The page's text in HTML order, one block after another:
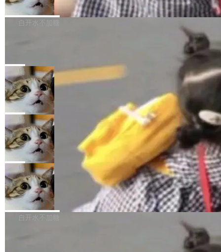
atePad Edge 升级至 HarmonyOS 6.1.0.135S
P9 patch03及以上版本。 *升级路径：设置 > 搜
来自中国开发者雷霄骅（Lei Xiaohua）。 对于
很多中国音视频开发者而言，这个名字并不陌
“启蒙老师”。 而今年，恰好是雷霄骅离世十周
年。FFmpeg 社区最终选择用一个大版本的名
字，留下了这份纪念。 雷霄骅曾是中国传媒大学
数字电视技术方向的博士生，长期从事视频、音
频技...
万元，超预算 860%
外媒近日曝光了亚马逊的多份内部报告显示，AI
导致公司在多个项目上超支。《金融时报》报道
编写程序，目标是完成电商平台作者信息与商品
列表的数据匹配 —— 一项常规的数据处理任
务，最终却产生了 180 万美元的账单，实际支出
超出原定预算 860%。 更令人意外的是，该项目
最终并未成功落地，而高额算力消耗持续运行长
达 5 个月，公司直到财务对账时才察觉异常。这
意味着一个无人看管的 AI 程序，在近半年时间
里日夜不停地"烧钱"。 复盘显示，...
白开水不加糖
e CEO Clément Delangue 在 CNBC 的采访里
没有拐弯抹角。他说中国正在赢得 AI 竞赛，而
且按目前的速度，中国 AI 工具预计在今年底或
2027 年就能追上美国前沿实验室的水平。 Dela
ngue 把原因归结为一件事：开放协作。中国的
AI 开发者在一个共享和协作的生态里加速迭代，
而美国模型厂商在"闭门造车"。他的原话是 "buil
ding in silos"——各自为战，互不通气。 这个判
断从他嘴里说出来分量不同。Hugging Face 是
全球最大的开源 AI 平台，上面跑着上百万个模
型。谁在开源赛道上领先，...
局
当 AI agent 把源码变成了最好的扩展系
统，开发者工具必须开源
五年前，David Crawshaw 问过很多软件工程师
一个问题：你写过什么给自己用的程序？答案几
乎都是没有。工程师们整天用别人写的程序写程
序给别人用。偶尔有人自己写个博客系统、智能
家居控制、家庭实验室，都算稀奇事。 Crawsh
aw 是 Shelley 的作者，一个开源 AI coding age
nt。他最近在博客上写了一篇文章，核心论点很
简单：开发者工具必须开源。 理由不是传统的自
由软件情怀，而是一个跟 AI agent 直接相关的
技术判断。 两行 prompt 就能个性化任何软件 C
局
DeepSeek Harness 宣布内测邀请，全
网最大规模开源 Agent 路演现场诞生
一条内测招募帖，发出去的时候大概没人想到它
会变成一场开源 Agent 生态的路演。 8月1日，
DeepSeek Harness 团队负责人崔添翼（tiany
i）在 X 上发帖： 「如果你是 Agent Harness 相
关开源项目的开发者，希望参加 DeepSeek Har
ness 的内测，可以回复或私信联系我。请附上
局
商汤 SenseNova U1.5-Lite-Preview
开源
商汤科技宣布面向社区开源轻量级统一多模态模
型的预览版本 SenseNova U1.5-Lite-Preview。
白开水不加糖